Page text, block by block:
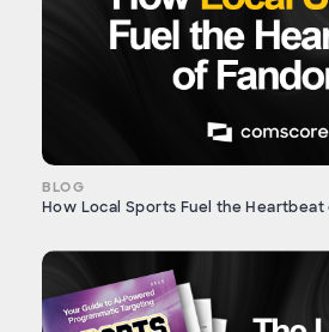
BLOG
How Local Sports Fuel the Heartbeat